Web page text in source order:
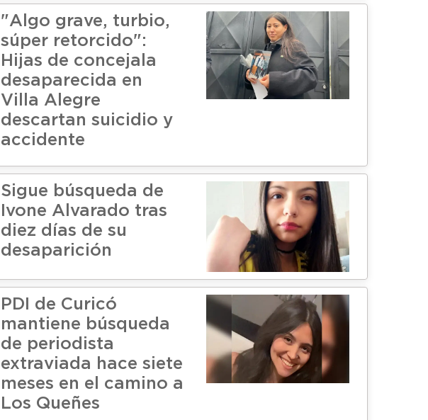
"Algo grave, turbio,
súper retorcido":
Hijas de concejala
desaparecida en
Villa Alegre
descartan suicidio y
accidente
Sigue búsqueda de
Ivone Alvarado tras
diez días de su
desaparición
PDI de Curicó
mantiene búsqueda
de periodista
extraviada hace siete
meses en el camino a
Los Queñes